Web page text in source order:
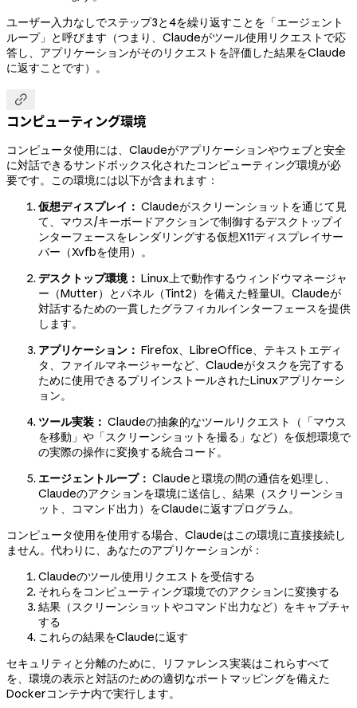
ユーザー入力なしでステップ3と4を繰り返すことを「エージェント
ループ」と呼びます（つまり、Claudeがツール使用リクエストで応
答し、アプリケーションがそのリクエストを評価した結果をClaude
に返すことです）。

コンピューティング環境
コンピュータ使用には、Claudeがアプリケーションやウェブと安全
に対話できるサンドボックス化されたコンピューティング環境が必
要です。この環境には以下が含まれます：
仮想ディスプレイ： Claudeがスクリーンショットを通じて見
て、マウス/キーボードアクションで制御するデスクトップイ
ンターフェースをレンダリングする仮想X11ディスプレイサー
バー（Xvfbを使用）。
デスクトップ環境： Linux上で動作するウィンドウマネージャ
ー（Mutter）とパネル（Tint2）を備えた軽量UI。Claudeが
対話するための一貫したグラフィカルインターフェースを提供
します。
アプリケーション： Firefox、LibreOffice、テキストエディ
タ、ファイルマネージャーなど、Claudeがタスクを完了する
ために使用できるプリインストールされたLinuxアプリケーシ
ョン。
ツール実装： Claudeの抽象的なツールリクエスト（「マウス
を移動」や「スクリーンショットを撮る」など）を仮想環境で
の実際の操作に変換する統合コード。
エージェントループ： Claudeと環境の間の通信を処理し、
Claudeのアクションを環境に送信し、結果（スクリーンショ
ット、コマンド出力）をClaudeに返すプログラム。
コンピュータ使用を使用する場合、Claudeはこの環境に直接接続し
ません。代わりに、あなたのアプリケーションが：
Claudeのツール使用リクエストを受信する
それらをコンピューティング環境でのアクションに変換する
結果（スクリーンショットやコマンド出力など）をキャプチャ
する
これらの結果をClaudeに返す
セキュリティと分離のために、リファレンス実装はこれらすべて
を、環境の表示と対話のための適切なポートマッピングを備えた
Dockerコンテナ内で実行します。